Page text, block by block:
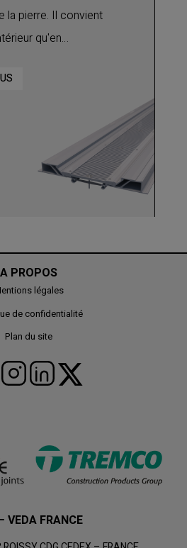
la pierre. Il convient
qu'en
Ce profilé
A PROPOS
légales
de confidentialité
Plan du site
VEDA FRANCE